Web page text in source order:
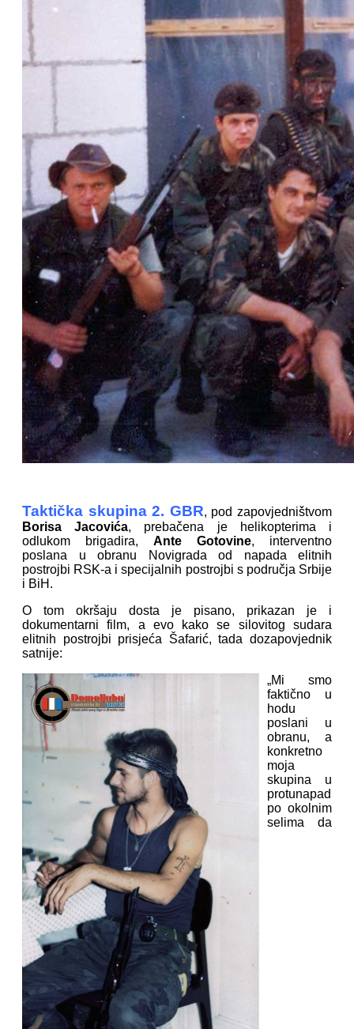
Taktička skupina 2. GBR, pod zapovjedništvom
Borisa Jacovića, prebačena je helikopterima i
odlukom brigadira, Ante Gotovine, interventno
poslana u obranu Novigrada od napada elitnih
postrojbi RSK-a i specijalnih postrojbi s područja Srbije
i BiH.
O tom okršaju dosta je pisano, prikazan je i
dokumentarni film, a evo kako se silovitog sudara
elitnih postrojbi prisjeća Šafarić, tada dozapovjednik
satnije:
„Mi smo
faktično u
hodu
poslani u
obranu, a
konkretno
moja
skupina u
protunapad
po okolnim
selima da